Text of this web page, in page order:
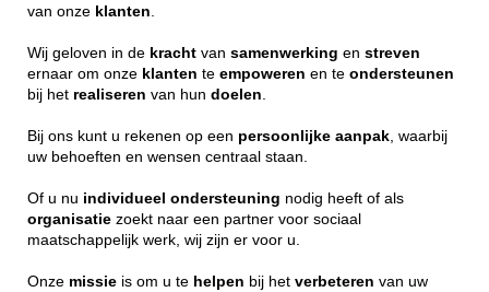
van onze klanten
Wij geloven in de kracht van samenwerking en streven
ernaar om onze klanten te empoweren en te ondersteunen
bij het realiseren van hun doelen
Bij ons kunt u rekenen op een persoonlijke aanpak , waarbij
uw behoeften en wensen centraal staan.
Of u nu individueel ondersteuning nodig heeft of als
organisatie zoekt naar een partner voor sociaal
maatschappelijk werk, wij zijn er voor u.
Onze missie is om u te helpen bij het verbeteren van uw